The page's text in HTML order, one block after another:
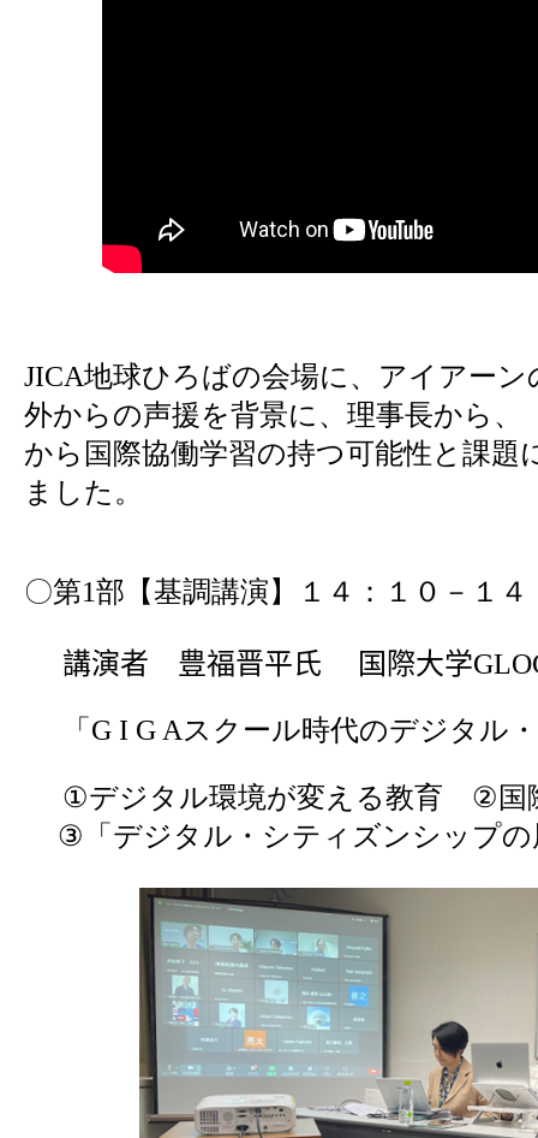
JICA地球ひろばの会場に、アイアーン
外からの声援を背景に、理事長から、
から国際協働学習の持つ可能性と課
ました。
〇第1部【基調講演】１４：１０－１
講演者 豊福晋平氏 国際大学
「 G I G A スクール時代のデジタ
①デジタル環境が変える教育 ②
③ 「デジタル・シティズンシップ